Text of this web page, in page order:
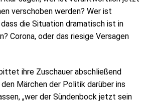
verschoben werden? Wer ist
die Situation dramatisch ist in
Corona, oder das riesige Versagen
ihre Zuschauer abschließend
Märchen der Politik darüber ins
„wer der Sündenbock jetzt sein